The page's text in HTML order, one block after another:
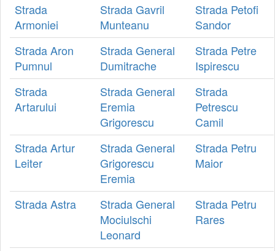
Strada
Armoniei
Strada Gavril
Munteanu
Strada Petofi
Sandor
Strada Aron
Pumnul
Strada General
Dumitrache
Strada Petre
Ispirescu
Strada
Artarului
Strada General
Eremia
Grigorescu
Strada
Petrescu
Camil
Strada Artur
Leiter
Strada General
Grigorescu
Eremia
Strada Petru
Maior
Strada Astra
Strada General
Mociulschi
Leonard
Strada Petru
Rares